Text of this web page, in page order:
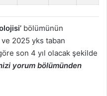
bölümünün
ve 2025 yks taban
son 4 yıl olacak şekilde
yorum bölümünden